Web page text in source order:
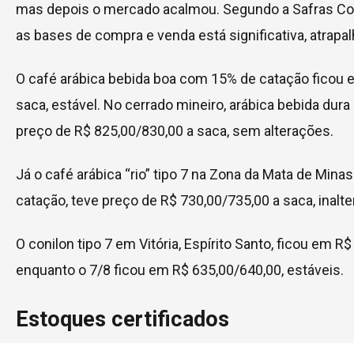
mas depois o mercado acalmou. Segundo a Safras
as bases de compra e venda está significativa,
O café arábica bebida boa com 15% de catação ficou
saca, estável. No cerrado mineiro, arábica bebida
preço de R$ 825,00/830,00 a saca, sem alterações.
Já o café arábica “rio” tipo 7 na Zona da Mata de
catação, teve preço de R$ 730,00/735,00 a saca,
O conilon tipo 7 em Vitória, Espírito Santo, ficou em
enquanto o 7/8 ficou em R$ 635,00/640,00, estáveis.
Estoques certificados